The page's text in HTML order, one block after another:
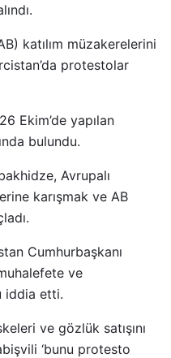
katılım müzakerelerini
protestolar
Ekim’de yapılan
bulundu.
Avrupalı
karışmak ve AB
Cumhurbaşkanı
ve
iddia etti.
ve gözlük satışını
‘bunu protesto